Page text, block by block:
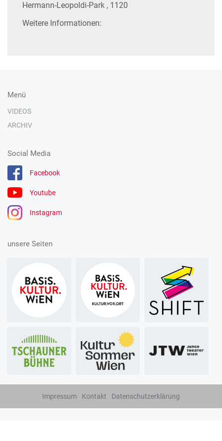
Hermann-Leopoldi-Park , 1120
Weitere Informationen:
Menü
VIDEOS
ARCHIV
Social Media
Facebook
Youtube
Instagram
unsere Seiten
Impressum Kontakt Datenschutzerklärung